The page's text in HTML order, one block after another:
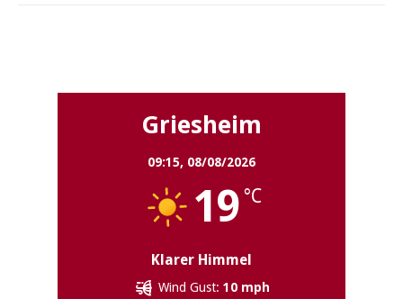
Griesheim
09:15, 08/08/2026
19 °C
Klarer Himmel
Wind Gust: 10 mph